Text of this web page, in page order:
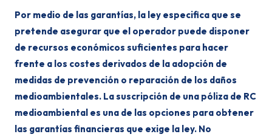
Por medio de las garantías, la ley especifica que se
pretende asegurar que el operador puede disponer
de recursos económicos suficientes para hacer
frente a los costes derivados de la adopción de
medidas de prevención o reparación de los daños
medioambientales. La suscripción de una póliza de RC
medioambiental es una de las opciones para obtener
las garantías financieras que exige la ley. No